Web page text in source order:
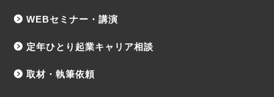
WEBセミナー・講演
定年ひとり起業キャリア相談
取材・執筆依頼